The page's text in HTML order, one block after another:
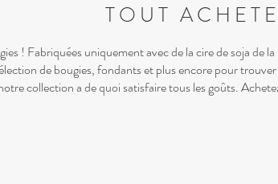
TOUT
! Fabriquées uniquement avec de la cire de soja de
de bougies, fondants et plus encore pour
collection a de quoi satisfaire tous les goûts.